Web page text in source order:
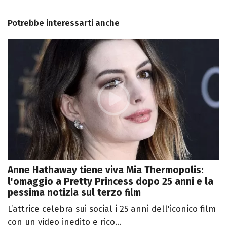
Potrebbe interessarti anche
Anne Hathaway tiene viva Mia Thermopolis:
l'omaggio a Pretty Princess dopo 25 anni e la
pessima notizia sul terzo film
L’attrice celebra sui social i 25 anni dell'iconico film
con un video inedito e rico...